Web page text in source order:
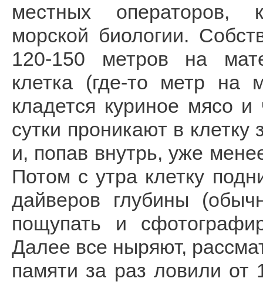
местных операторов,
морской биологии.
120-150 метров на
клетка (где-то метр на
кладется куриное мясо
сутки проникают в
и, попав внутрь, уже
Потом с утра клетку
дайверов глубины
пощупать и
Далее все ныряют,
памяти за раз ловили от